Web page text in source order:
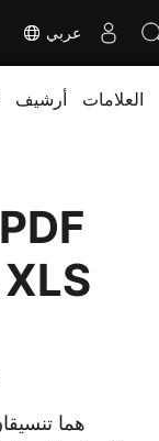
عربي
أرشيف العلامات